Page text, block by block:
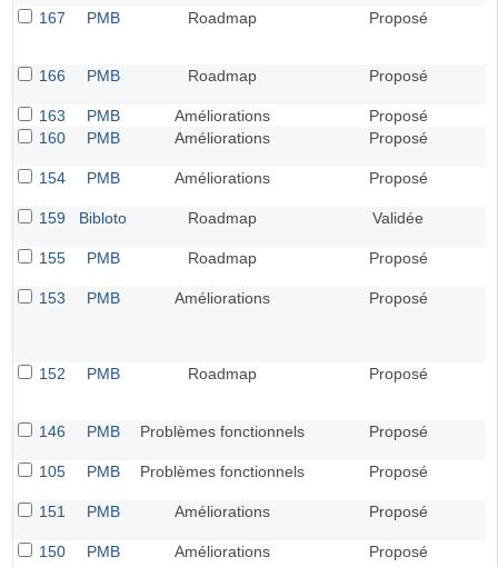
167 PMB Roadmap Proposé
166 PMB Roadmap Proposé
163 PMB Améliorations Proposé
160
PMB Améliorations Proposé
154 PMB Améliorations Proposé
159 Bibloto Roadmap Validée
155 PMB Roadmap Proposé
153 PMB Améliorations Proposé
152 PMB Roadmap Proposé
146 PMB Problèmes fonctionnels Proposé
105 PMB Problèmes fonctionnels Proposé
151 PMB Améliorations Proposé
150 PMB Améliorations Proposé